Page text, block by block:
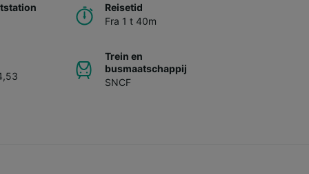
Reisetid
Fra 1 t 40m
Trein en
busmaatschappij
SNCF